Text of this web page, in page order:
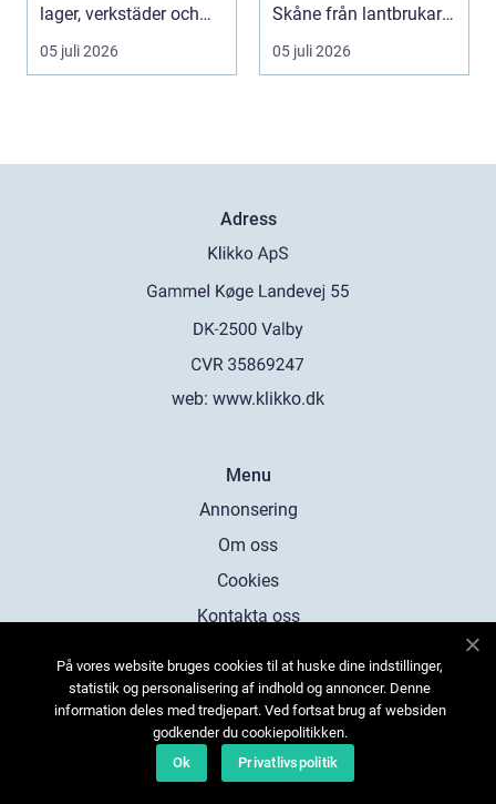
lager, verkstäder och
andra tunga
05 juli 2026
Skåne från lantbrukare
och hästäga...
05 juli 2026
Adress
web: www.klikko.dk
Menu
Annonsering
Om oss
Cookies
Kontakta oss
På vores website bruges cookies til at huske dine indstillinger,
statistik og personalisering af indhold og annoncer. Denne
information deles med tredjepart. Ved fortsat brug af websiden
godkender du cookiepolitikken.
Ok
Privatlivspolitik